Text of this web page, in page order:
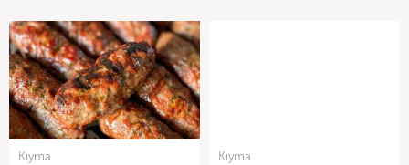
Kıyma Kıyma